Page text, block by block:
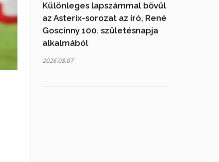
Különleges lapszámmal bővül
az Asterix-sorozat az író, René
Goscinny 100. születésnapja
alkalmából
2026.08.07